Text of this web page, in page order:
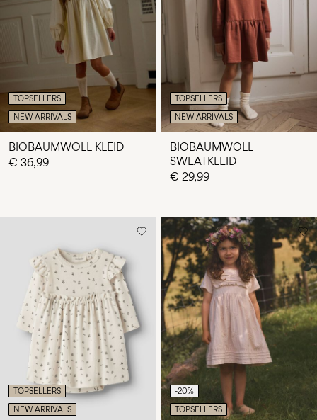
TOPSELLERS
NEW ARRIVALS
BIOBAUMWOLL KLEID
€ 36,99
TOPSELLERS
NEW ARRIVALS
BIOBAUMWOLL
SWEATKLEID
€ 29,99
TOPSELLERS
NEW ARRIVALS
-20%
TOPSELLERS